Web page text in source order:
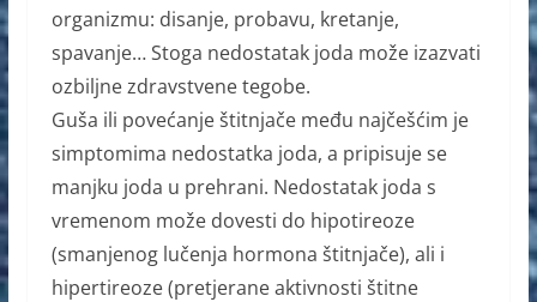
organizmu: disanje, probavu, kretanje,
spavanje… Stoga nedostatak joda može izazvati
ozbiljne zdravstvene tegobe.
Guša ili povećanje štitnjače među najčešćim je
simptomima nedostatka joda, a pripisuje se
manjku joda u prehrani. Nedostatak joda s
vremenom može dovesti do hipotireoze
(smanjenog lučenja hormona štitnjače), ali i
hipertireoze (pretjerane aktivnosti štitne